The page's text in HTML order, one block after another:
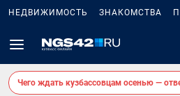
НЕДВИЖИМОСТЬ ЗНАКОМСТВА
Чего ждать кузбассовцам осенью —